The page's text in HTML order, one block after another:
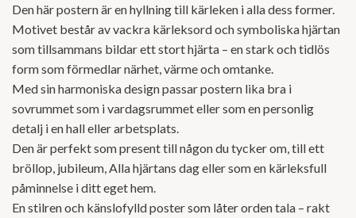
Den här postern är en hyllning till kärleken i alla dess former.
Motivet består av vackra kärleksord och symboliska hjärtan
som tillsammans bildar ett stort hjärta – en stark och tidlös
form som förmedlar närhet, värme och omtanke.
Med sin harmoniska design passar postern lika bra i
sovrummet som i vardagsrummet eller som en personlig
detalj i en hall eller arbetsplats.
Den är perfekt som present till någon du tycker om, till ett
bröllop, jubileum, Alla hjärtans dag eller som en kärleksfull
påminnelse i ditt eget hem.
En stilren och känslofylld poster som låter orden tala – rakt